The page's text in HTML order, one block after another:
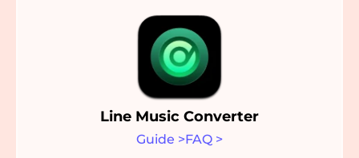
Line Music Converter
Guide >FAQ >